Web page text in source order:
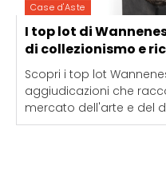
Case d'Aste
I top lot di
di collezionismo e
Scopri i top lot
aggiudicazioni che
mercato dell'arte e del